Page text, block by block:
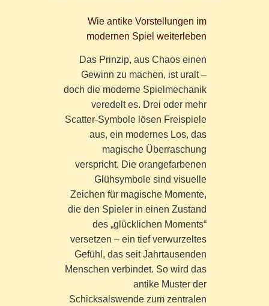
Wie antike Vorstellungen im
modernen Spiel weiterleben
Das Prinzip, aus Chaos einen
Gewinn zu machen, ist uralt –
doch die moderne Spielmechanik
veredelt es. Drei oder mehr
Scatter-Symbole lösen Freispiele
aus, ein modernes Los, das
magische Überraschung
verspricht. Die orangefarbenen
Glühsymbole sind visuelle
Zeichen für magische Momente,
die den Spieler in einen Zustand
des „glücklichen Moments“
versetzen – ein tief verwurzeltes
Gefühl, das seit Jahrtausenden
Menschen verbindet. So wird das
antike Muster der
Schicksalswende zum zentralen